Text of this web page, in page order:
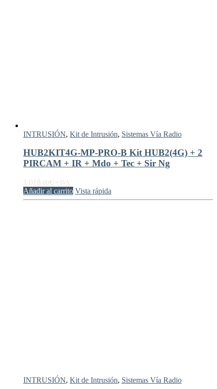
INTRUSIÓN, Kit de Intrusión, Sistemas Vía Radio
HUB2KIT4G-MP-PRO-B Kit HUB2(4G) + 2
PIRCAM + IR + Mdo + Tec + Sir Ng
1.018,00€ + IVA
Añadir al carrito Vista rápida
INTRUSIÓN, Kit de Intrusión, Sistemas Vía Radio